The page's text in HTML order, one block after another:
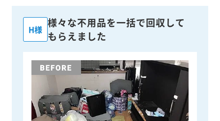
H様
様々な不用品を一括で回収して
もらえました